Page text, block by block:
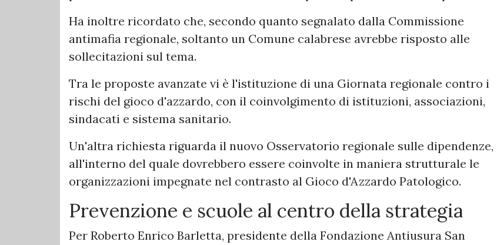
Ha inoltre ricordato che, secondo quanto segnalato dalla Commissione
antimafia regionale, soltanto un Comune calabrese avrebbe risposto alle
sollecitazioni sul tema.
Tra le proposte avanzate vi è l'istituzione di una Giornata regionale contro i
rischi del gioco d'azzardo, con il coinvolgimento di istituzioni, associazioni,
sindacati e sistema sanitario.
Un'altra richiesta riguarda il nuovo Osservatorio regionale sulle dipendenze,
all'interno del quale dovrebbero essere coinvolte in maniera strutturale le
organizzazioni impegnate nel contrasto al Gioco d'Azzardo Patologico.
Prevenzione e scuole al centro della strategia
Per Roberto Enrico Barletta, presidente della Fondazione Antiusura San